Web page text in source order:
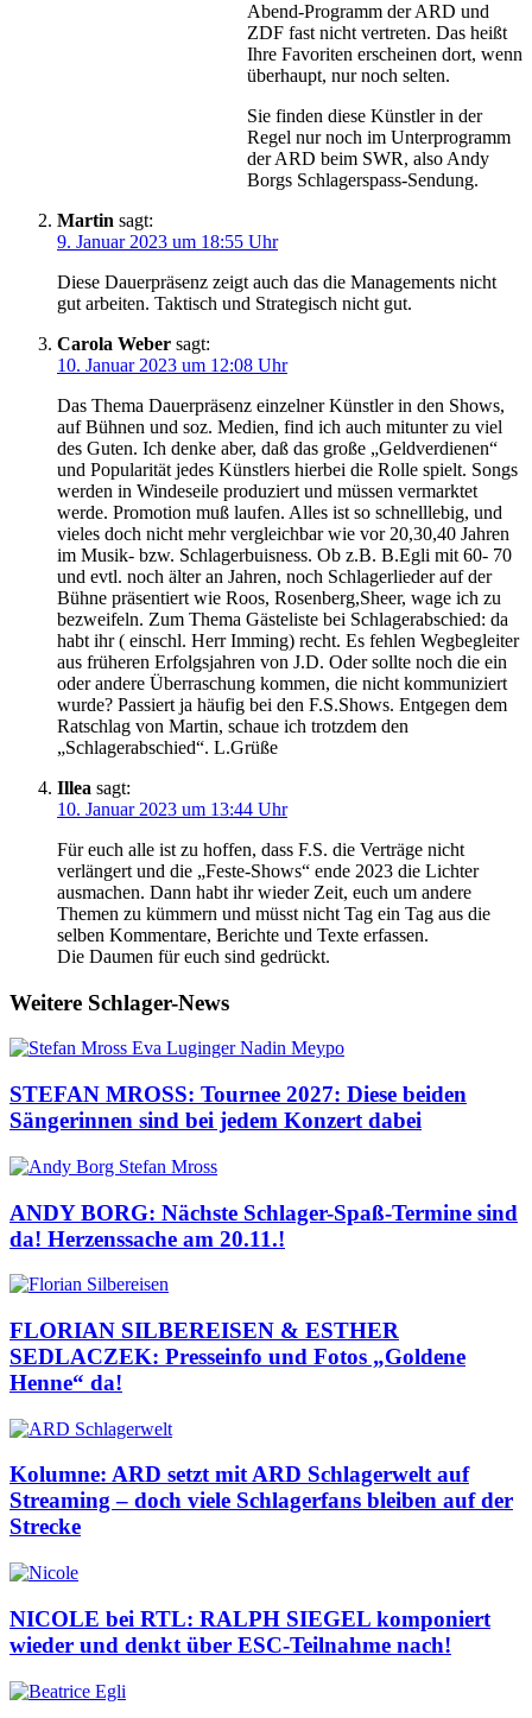
Abend-Programm der ARD und
ZDF fast nicht vertreten. Das heißt
Ihre Favoriten erscheinen dort, wenn
überhaupt, nur noch selten.
Sie finden diese Künstler in der
Regel nur noch im Unterprogramm
der ARD beim SWR, also Andy
Borgs Schlagerspass-Sendung.
Martin sagt:
9. Januar 2023 um 18:55 Uhr
Diese Dauerpräsenz zeigt auch das die Managements nicht
gut arbeiten. Taktisch und Strategisch nicht gut.
Carola Weber sagt:
10. Januar 2023 um 12:08 Uhr
Das Thema Dauerpräsenz einzelner Künstler in den Shows,
auf Bühnen und soz. Medien, find ich auch mitunter zu viel
des Guten. Ich denke aber, daß das große „Geldverdienen“
und Popularität jedes Künstlers hierbei die Rolle spielt. Songs
werden in Windeseile produziert und müssen vermarktet
werde. Promotion muß laufen. Alles ist so schnelllebig, und
vieles doch nicht mehr vergleichbar wie vor 20,30,40 Jahren
im Musik- bzw. Schlagerbuisness. Ob z.B. B.Egli mit 60- 70
und evtl. noch älter an Jahren, noch Schlagerlieder auf der
Bühne präsentiert wie Roos, Rosenberg,Sheer, wage ich zu
bezweifeln. Zum Thema Gästeliste bei Schlagerabschied: da
habt ihr ( einschl. Herr Imming) recht. Es fehlen Wegbegleiter
aus früheren Erfolgsjahren von J.D. Oder sollte noch die ein
oder andere Überraschung kommen, die nicht kommuniziert
wurde? Passiert ja häufig bei den F.S.Shows. Entgegen dem
Ratschlag von Martin, schaue ich trotzdem den
„Schlagerabschied“. L.Grüße
Illea sagt:
10. Januar 2023 um 13:44 Uhr
Für euch alle ist zu hoffen, dass F.S. die Verträge nicht
verlängert und die „Feste-Shows“ ende 2023 die Lichter
ausmachen. Dann habt ihr wieder Zeit, euch um andere
Themen zu kümmern und müsst nicht Tag ein Tag aus die
selben Kommentare, Berichte und Texte erfassen.
Die Daumen für euch sind gedrückt.
Weitere Schlager-News
STEFAN MROSS: Tournee 2027: Diese beiden
Sängerinnen sind bei jedem Konzert dabei
ANDY BORG: Nächste Schlager-Spaß-Termine sind
da! Herzenssache am 20.11.!
FLORIAN SILBEREISEN & ESTHER
SEDLACZEK: Presseinfo und Fotos „Goldene
Henne“ da!
Kolumne: ARD setzt mit ARD Schlagerwelt auf
Streaming – doch viele Schlagerfans bleiben auf der
Strecke
NICOLE bei RTL: RALPH SIEGEL komponiert
wieder und denkt über ESC-Teilnahme nach!